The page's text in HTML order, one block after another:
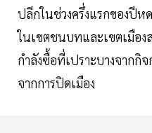
ปลีกในช่วงครึ่งแรกของปีห
ในเขตชนบทและเขตเมือ
กำลังซื้อที่เปราะบางจากกิ
จากการปิดเมือง